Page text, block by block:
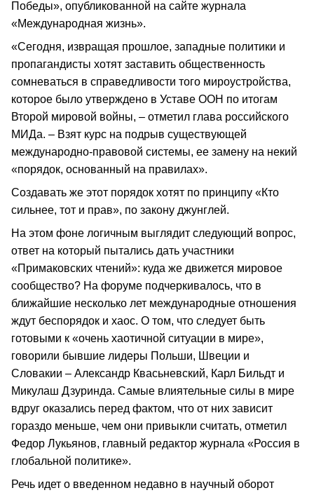
Победы», опубликованной на сайте журнала
«Международная жизнь».
«Сегодня, извращая прошлое, западные политики и
пропагандисты хотят заставить общественность
сомневаться в справедливости того мироустройства,
которое было утверждено в Уставе ООН по итогам
Второй мировой войны, – отметил глава российского
МИДа. – Взят курс на подрыв существующей
международно-правовой системы, ее замену на некий
«порядок, основанный на правилах».
Создавать же этот порядок хотят по принципу «Кто
сильнее, тот и прав», по закону джунглей.
На этом фоне логичным выглядит следующий вопрос,
ответ на который пытались дать участники
«Примаковских чтений»: куда же движется мировое
сообщество? На форуме подчеркивалось, что в
ближайшие несколько лет международные отношения
ждут беспорядок и хаос. О том, что следует быть
готовыми к «очень хаотичной ситуации в мире»,
говорили бывшие лидеры Польши, Швеции и
Словакии – Александр Квасьневский, Карл Бильдт и
Микулаш Дзуринда. Самые влиятельные силы в мире
вдруг оказались перед фактом, что от них зависит
гораздо меньше, чем они привыкли считать, отметил
Федор Лукьянов, главный редактор журнала «Россия в
глобальной политике».
Речь идет о введенном недавно в научный оборот